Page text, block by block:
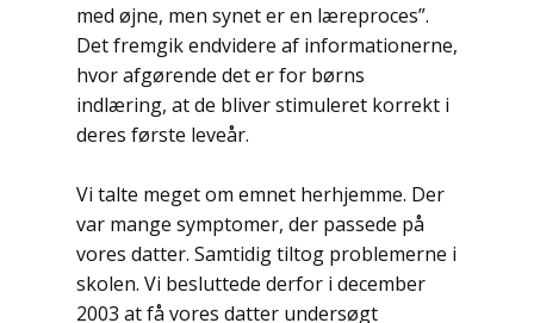
med øjne, men synet er en læreproces”.
Det fremgik endvidere af informationerne,
hvor afgørende det er for børns
indlæring, at de bliver stimuleret korrekt i
deres første leveår.
Vi talte meget om emnet herhjemme. Der
var mange symptomer, der passede på
vores datter. Samtidig tiltog problemerne i
skolen. Vi besluttede derfor i december
2003 at få vores datter undersøgt